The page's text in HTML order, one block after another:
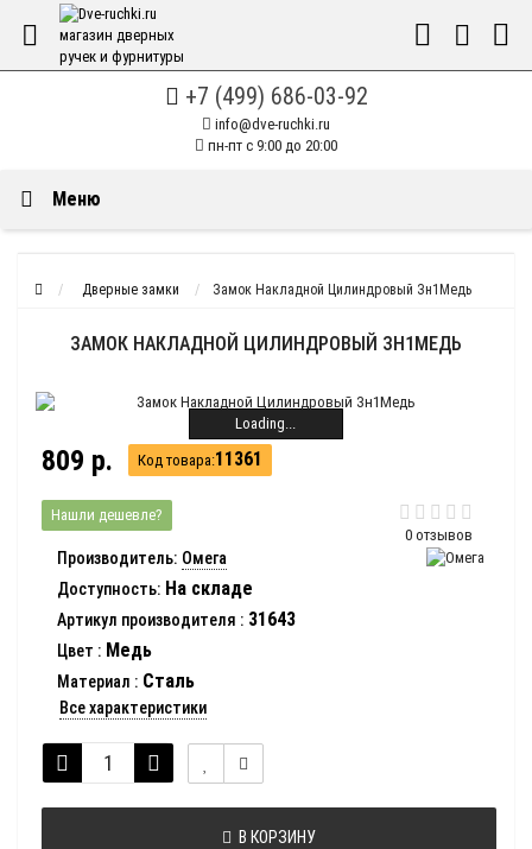
+7 (499) 686-03-92
info@dve-ruchki.ru
пн-пт с 9:00 до 20:00
Меню
Дверные замки Замок Накладной Цилиндровый Зн1Медь
ЗАМОК НАКЛАДНОЙ ЦИЛИНДРОВЫЙ ЗН1МЕДЬ
Loading...
0 отзывов
809 р. Код товара:11361
Нашли дешевле?
Производитель: Омега
Доступность: На складе
Артикул производителя : 31643
Цвет : Медь
Материал : Сталь
Все характеристики
В КОРЗИНУ